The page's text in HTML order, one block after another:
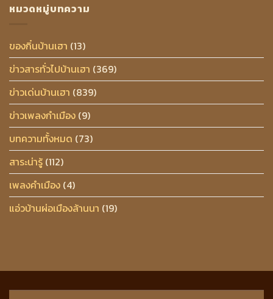
หมวดหมู่บทความ
ของกิ๋นบ้านเฮา (13)
ข่าวสารทั่วไปบ้านเฮา (369)
ข่าวเด่นบ้านเฮา (839)
ข่าวเพลงกำเมือง (9)
บทความทั้งหมด (73)
สาระน่ารู้ (112)
เพลงคำเมือง (4)
แอ่วบ้านผ่อเมืองล้านนา (19)